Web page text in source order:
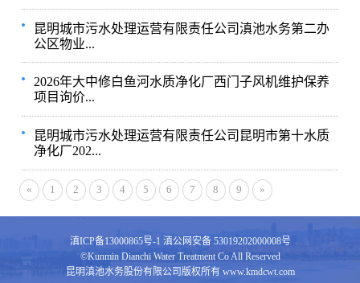
昆明城市污水处理运营有限责任公司滇池水务第二办
公区物业...
2026年大中修白鱼河水质净化厂西门子风机维护保养
项目询价...
昆明城市污水处理运营有限责任公司昆明市第十水质
净化厂202...
« 1 2 3 4 5 6 7 8 9 »
滇ICP备13000865号-1 滇公网安备 53019202000008号
©Kunmin Dianchi Water Treatment Co All Reserved
昆明滇池水务股份有限公司版权所有 www.kmdcwt.com